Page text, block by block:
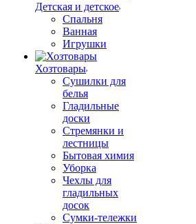
Детская и детское
Спальня
Ванная
Игрушки
Хозтовары
Сушилки для
белья
Гладильные
доски
Стремянки и
лестницы
Бытовая химия
Уборка
Чехлы для
гладильных
досок
Сумки-тележки